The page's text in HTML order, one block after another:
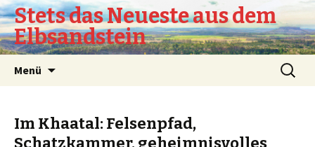
Stets das Neueste aus dem
Elbsandstein
Menü
Suchen
nach:
Im Khaatal: Felsenpfad,
Schatzkammer, geheimnisvolles